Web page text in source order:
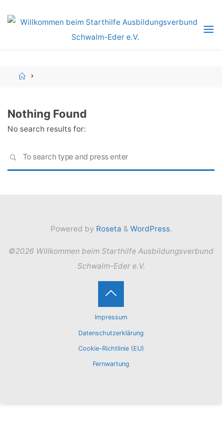
Home
Nothing Found
No search results for:
SEARCH
Powered by Roseta & WordPress.
©2026 Willkommen beim Starthilfe Ausbildungsverbund
Schwalm-Eder e.V.
Impressum
Datenschutzerklärung
Cookie-Richtlinie (EU)
Fernwartung
Back
to
Top